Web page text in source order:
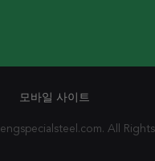
모바일 사이트
All